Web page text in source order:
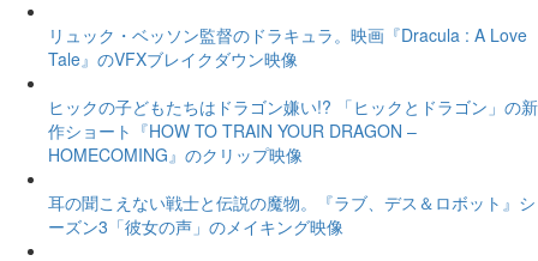
リュック・ベッソン監督のドラキュラ。映画『Dracula : A Love
Tale』のVFXブレイクダウン映像
ヒックの子どもたちはドラゴン嫌い!? 「ヒックとドラゴン」の新
作ショート『HOW TO TRAIN YOUR DRAGON –
HOMECOMING』のクリップ映像
耳の聞こえない戦士と伝説の魔物。『ラブ、デス＆ロボット』シ
ーズン3「彼女の声」のメイキング映像